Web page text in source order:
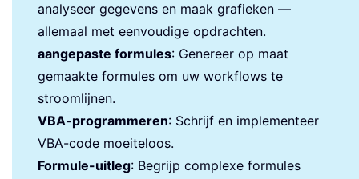
analyseer gegevens en maak grafieken —
allemaal met eenvoudige opdrachten.
aangepaste formules: Genereer op maat
gemaakte formules om uw workflows te
stroomlijnen.
VBA-programmeren: Schrijf en implementeer
VBA-code moeiteloos.
Formule-uitleg: Begrijp complexe formules